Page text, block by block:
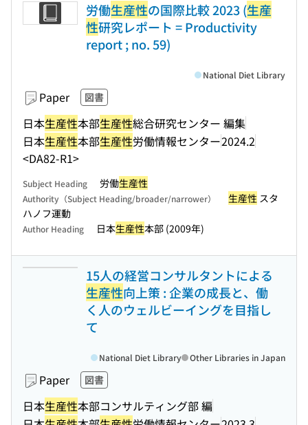
労働生産性の国際比較 2023 (生産
性研究レポート = Productivity
report ; no. 59)
Paper 図書
日本生産性本部生産性総合研究センター 編集
日本生産性本部生産性労働情報センター2024.2
<DA82-R1>
National Diet Library
Subject Heading 労働生産性
Authority（Subject Heading/broader/narrower） 生産性 スタ
ハノフ運動
Author Heading 日本生産性本部 (2009年)
15人の経営コンサルタントによる
生産性向上策 : 企業の成長と、働
く人のウェルビーイングを目指し
て
Paper 図書
日本生産性本部コンサルティング部 編
National Diet Library Other Libraries in Japan